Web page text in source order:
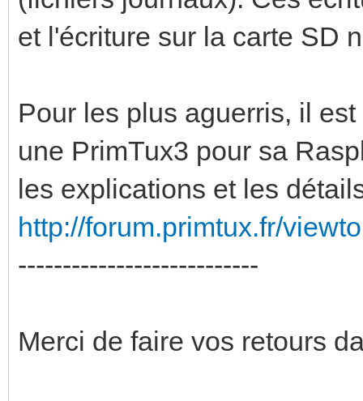
et l'écriture sur la carte SD
Pour les plus aguerris, il
une PrimTux3 pour sa
les explications et les
http://forum.primtux.fr/
---------------------------
Merci de faire vos retours